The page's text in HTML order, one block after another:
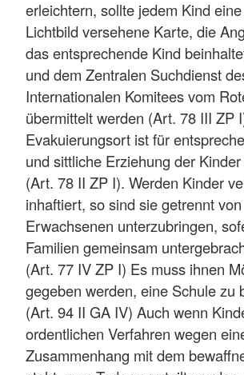
erleichtern, sollte jedem Kind
Lichtbild versehene Karte, die
das entsprechende Kind
und dem Zentralen Suchdienst
Internationalen Komitees vom
übermittelt werden (Art. 78 III ZP
Evakuierungsort ist für
und sittliche Erziehung der
(Art. 78 II ZP I). Werden Kinder
inhaftiert, so sind sie getrennt von
Erwachsenen unterzubringen,
Familien gemeinsam
(Art. 77 IV ZP I) Es muss ihnen
gegeben werden, eine Schule zu
(Art. 94 II GA IV) Auch wenn
ordentlichen Verfahren wegen
Zusammenhang mit dem